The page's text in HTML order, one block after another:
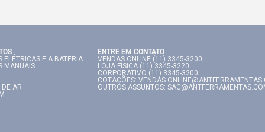
ELÉTRICAS E A BATERIA
MANUAIS
AR
ENTRE EM CONTATO
VENDAS ONLINE (11) 3345-3200
LOJA FÍSICA (11) 3345-3220
CORPORATIVO (11) 3345-3200
COTAÇÕES:
OUTROS ASSUNTOS: